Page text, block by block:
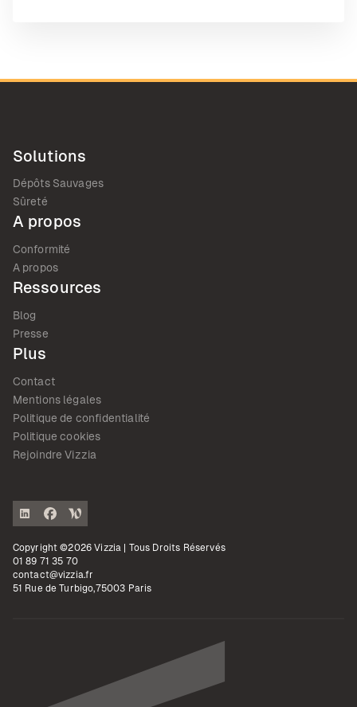
Solutions
Dépôts Sauvages
Sûreté
A propos
Conformité
A propos
Ressources
Blog
Presse
Plus
Contact
Mentions légales
Politique de confidentialité
Politique cookies
Rejoindre Vizzia
Copyright ©2026 Vizzia | Tous Droits Réservés
01 89 71 35 70
contact@vizzia.fr
51 Rue de Turbigo,75003 Paris